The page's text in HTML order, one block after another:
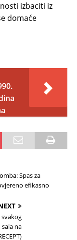
izbaciti iz
domaće
Spas za
efikasno
na